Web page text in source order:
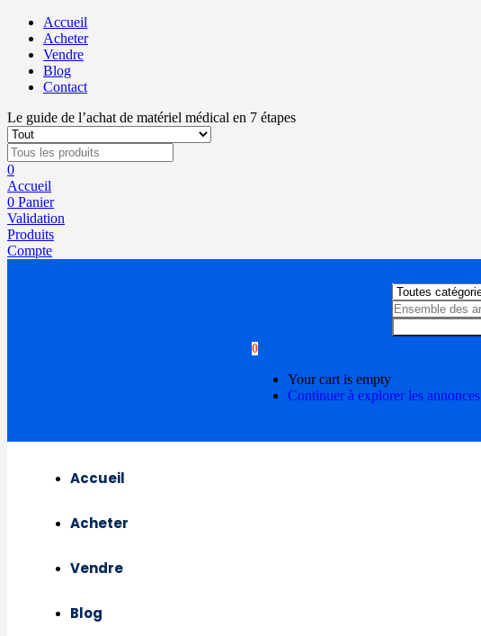
Accueil
Acheter
Vendre
Blog
Contact
Le guide de l’achat de matériel médical en 7 étapes
0
Accueil
0 Panier
Validation
Produits
Compte
0
Your cart is empty
Continuer à explorer les annonces
Accueil
Acheter
Vendre
Blog